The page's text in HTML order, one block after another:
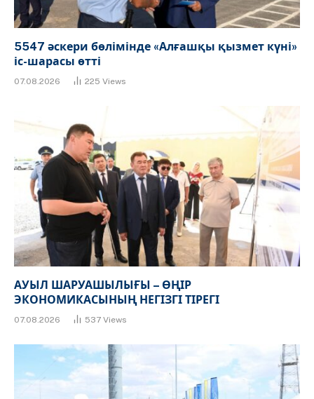
5547 әскери бөлімінде «Алғашқы қызмет күні»
іс-шарасы өтті
07.08.2026 225 Views
АУЫЛ ШАРУАШЫЛЫҒЫ – ӨҢІР
ЭКОНОМИКАСЫНЫҢ НЕГІЗГІ ТІРЕГІ
07.08.2026 537 Views